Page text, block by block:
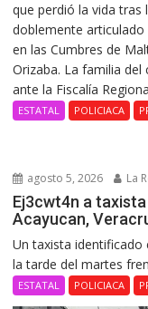
que perdió la vida
doblemente
en las Cumbres de
Orizaba. La familia
ante la Fiscalía
ESTATAL POLICIACA
agosto 5, 2026 La
Ej3cwt4n a
Acayucan,
Un taxista identificado
la tarde del martes
ESTATAL POLICIACA